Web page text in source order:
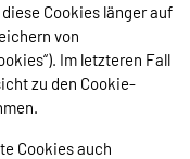
Cookies länger auf
von
Im letzteren Fall
zu den Cookie-
Cookies auch